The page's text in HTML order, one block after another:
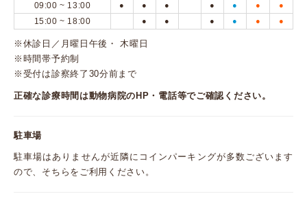
09:00 ~ 13:00
● ● ● ● ● ● ●
15:00 ~ 18:00 ● ● ● ● ● ●
※休診日／月曜日午後・ 木曜日
※時間帯予約制
※受付は診察終了30分前まで
正確な診療時間は動物病院のHP・電話等でご確認ください。
駐車場
駐車場はありませんが近隣にコインパーキングが多数ございます
ので、そちらをご利用ください。